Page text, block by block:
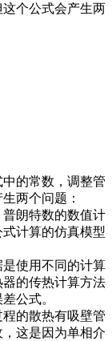
个公式会产生两
的常数，调整管
两个问题：
朗特数的数值计
计算的仿真模型
使用不同的计算
的传热计算方法
公式。
的散热有吸壁管
这是因为单相介